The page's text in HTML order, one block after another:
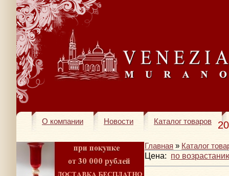
О компании Новости Каталог товаров
Главная » Каталог
Цена: по